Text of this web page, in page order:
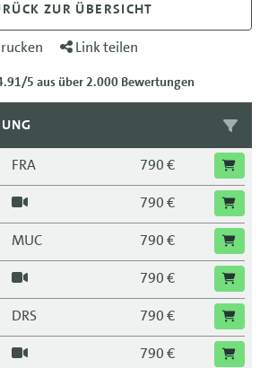
ZUR ÜBERSICHT
Link teilen
5 aus über 2.000 Bewertungen
FRA
790 €
790 €
MUC
790 €
790 €
DRS
790 €
790 €